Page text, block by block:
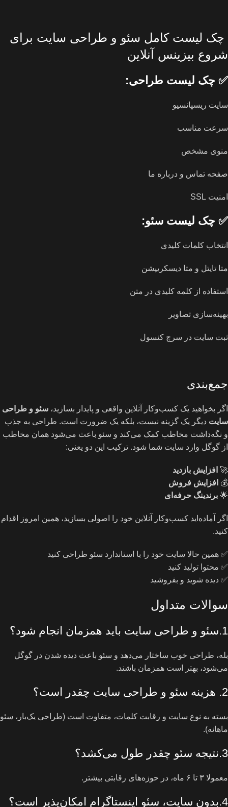
چک لیست کامل سئو و طراحی سایت برای
شروع بیزینس آنلاین
✅ چک لیست طراحی:
سایت ریسپانسیو
سرعت مناسب
منوی مشخص
صفحه تماس و درباره ما
امنیت SSL
✅ چک لیست سئو:
انتخاب کلمات کلیدی
متا تایتل و متا دیسکریپشن
استفاده از کلمه کلیدی در متن
بهینه‌سازی تصاویر
ثبت سایت در سرچ کنسول
جمع‌بندی
اگر بخواهید یک کسب‌وکار آنلاین واقعی و پایدار بسازید، سئو و طراحی
سایت دیگر یک گزینه نیست، بلکه یک ضرورت است. طراحی به جذب
و نگه‌داشت مخاطب کمک می‌کند و سئو باعث می‌شود همان مخاطب
از گوگل وارد سایت شما شود. ترکیب این دو یعنی:
🚀 افزایش بازدید
💰 افزایش فروش
🌟 برندینگ حرفه‌ای
اگر آماده‌اید کسب‌وکار آنلاین خود را اصولی بسازید، همین امروز اقدام
کنید.
✅ همین حالا سایت خود را با استاندارد سئو طراحی کنید
✅ محتوا تولید کنید
✅ دیده شوید و بفروشید
سوالات متداول
1.سئو و طراحی سایت باید همزمان انجام شود؟
بله، طراحی خوب ساختار می‌دهد و سئو باعث دیده شدن در گوگل
می‌شود، بهتر است همزمان باشند.
2. هزینه سئو و طراحی سایت چقدر است؟
بسته به نوع سایت و رقابت کلمات، متفاوت است (طراحی یک‌بار، سئو
ماهانه).
3.نتیجه سئو چقدر طول می‌کشد؟
معمولا ۳ تا ۶ ماه، در حوزه‌های رقابتی بیشتر.
4.بدون سایت، سئو اینستاگرام امکان‌پذیر است؟